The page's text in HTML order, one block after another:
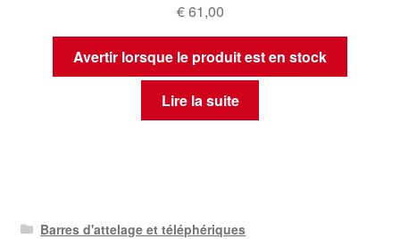
€61,00
Avertir lorsque le produit est en stock
Lire la suite
Barres d'attelage et téléphériques